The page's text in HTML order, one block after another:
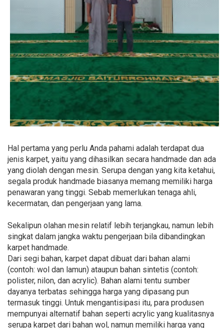
Hal pertama yang perlu Anda pahami adalah terdapat dua
jenis karpet, yaitu yang dihasilkan secara handmade dan ada
yang diolah dengan mesin. Serupa dengan yang kita ketahui,
segala produk handmade biasanya memang memiliki harga
penawaran yang tinggi. Sebab memerlukan tenaga ahli,
kecermatan, dan pengerjaan yang lama.
Sekalipun olahan mesin relatif lebih terjangkau, namun lebih
singkat dalam jangka waktu pengerjaan bila dibandingkan
karpet handmade.
Dari segi bahan, karpet dapat dibuat dari bahan alami
(contoh: wol dan lamun) ataupun bahan sintetis (contoh:
polister, nilon, dan acrylic). Bahan alami tentu sumber
dayanya terbatas sehingga harga yang dipasang pun
termasuk tinggi. Untuk mengantisipasi itu, para produsen
mempunyai alternatif bahan seperti acrylic yang kualitasnya
serupa karpet dari bahan wol, namun memiliki harga yang